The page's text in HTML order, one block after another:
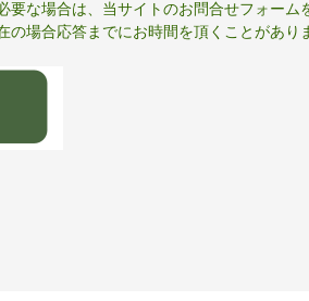
な場合は、当サイトのお問合せフォーム
の場合応答までにお時間を頂くことがあり